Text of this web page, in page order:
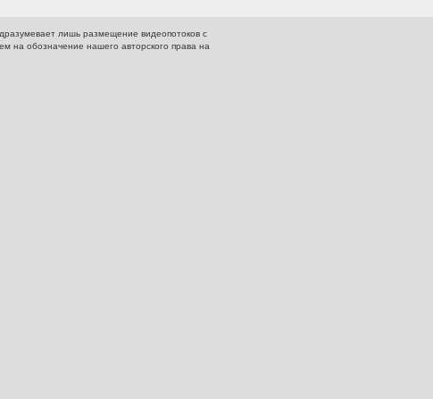
лишь размещение видеопотоков с
на обозначение нашего авторского права на